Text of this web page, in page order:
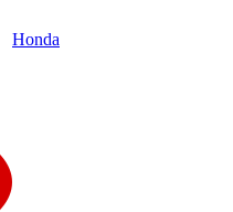
Honda